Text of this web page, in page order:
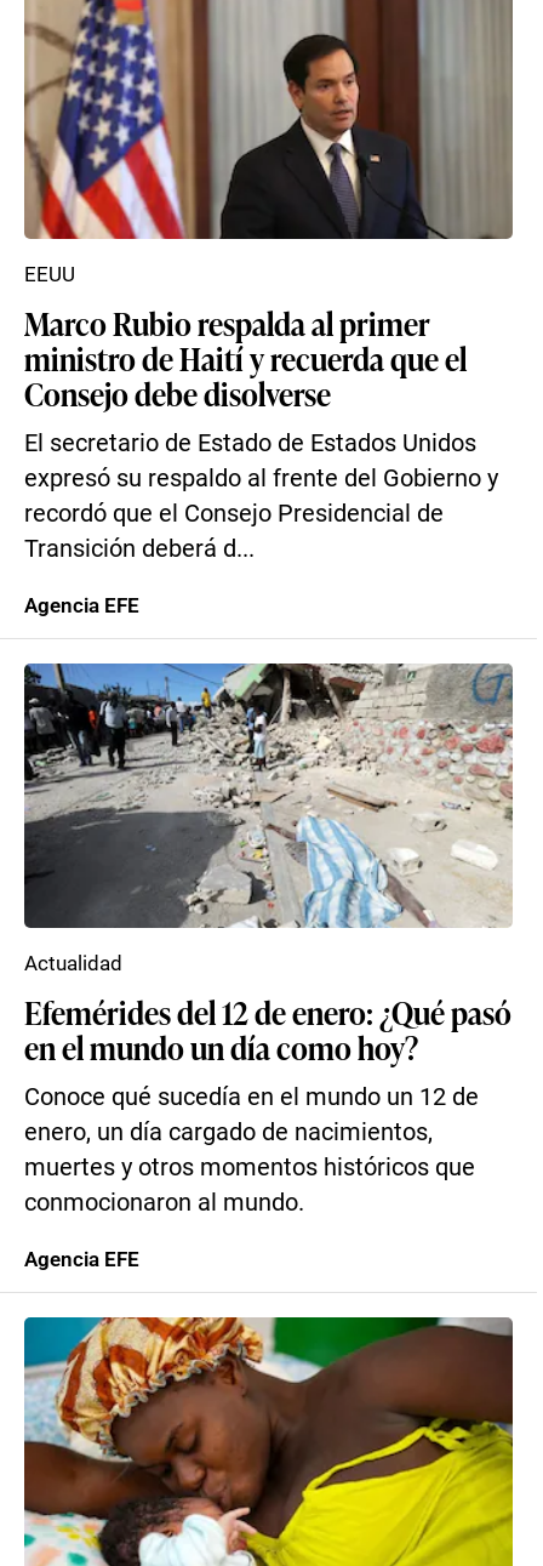
Marco Rubio respalda al primer
ministro de Haití y recuerda que el
Consejo debe disolverse
El secretario de Estado de Estados Unidos
expresó su respaldo al frente del Gobierno y
recordó que el Consejo Presidencial de
Transición deberá d...
EEUU
Agencia EFE
Efemérides del 12 de enero: ¿Qué pasó
en el mundo un día como hoy?
Conoce qué sucedía en el mundo un 12 de
enero, un día cargado de nacimientos,
muertes y otros momentos históricos que
conmocionaron al mundo.
Actualidad
Agencia EFE